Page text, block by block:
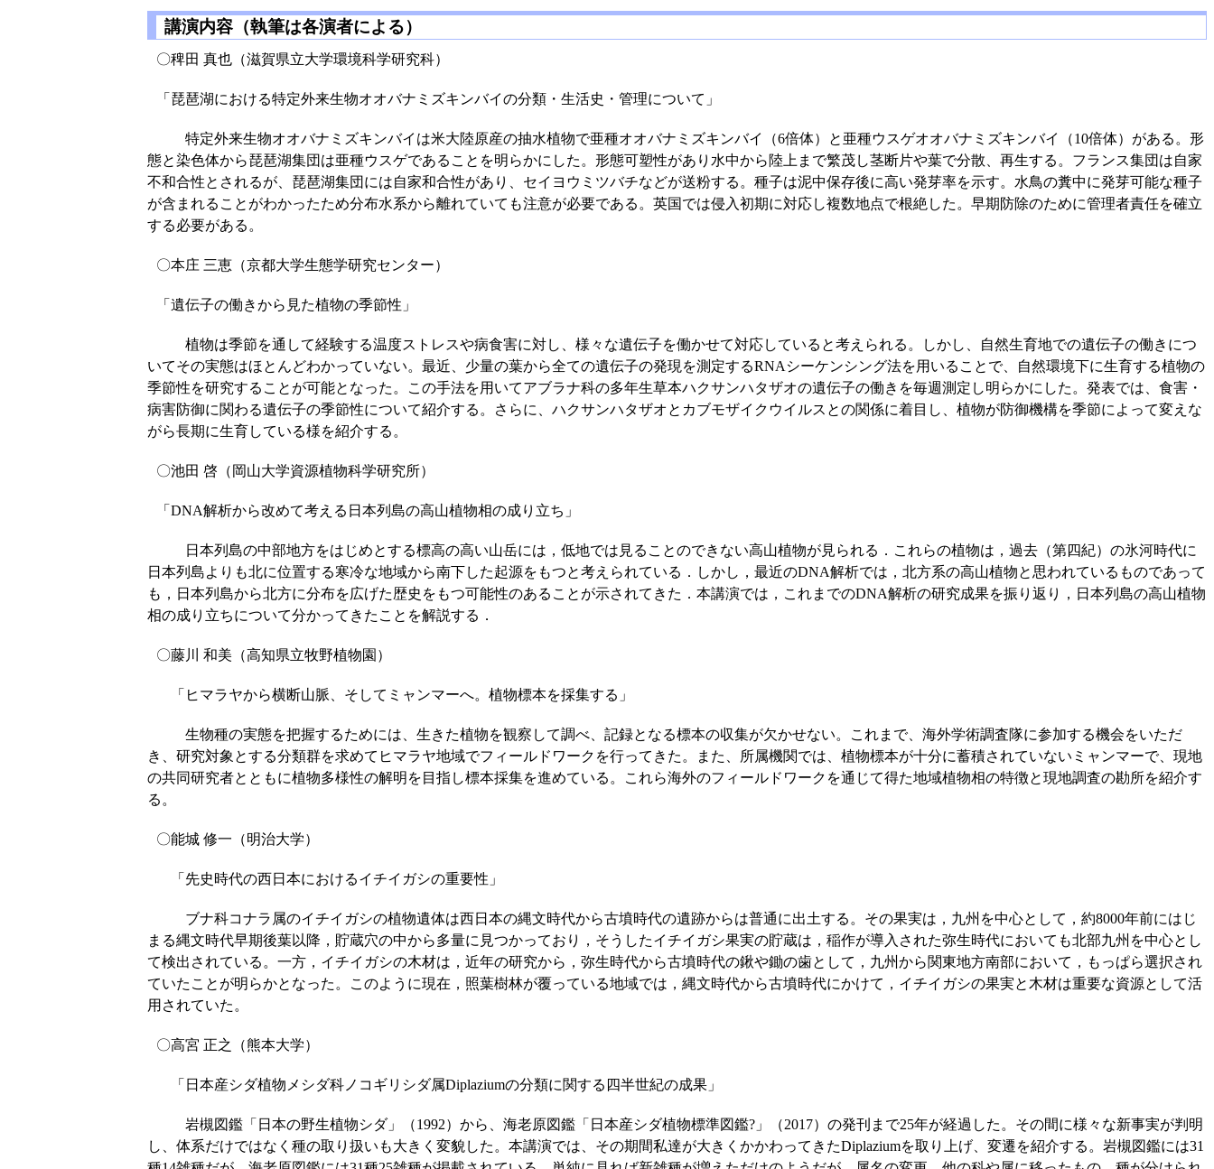
講演内容（執筆は各演者による）
〇稗田 真也（滋賀県立大学環境科学研究科）
「琵琶湖における特定外来生物オオバナミズキンバイの分類・生活史・管理について」
特定外来生物オオバナミズキンバイは米大陸原産の抽水植物で亜種オオバナミズキンバイ（6倍体）と亜種ウスゲオオバナミズキンバイ（10倍体）がある。形
態と染色体から琵琶湖集団は亜種ウスゲであることを明らかにした。形態可塑性があり水中から陸上まで繁茂し茎断片や葉で分散、再生する。フランス集団は自家
不和合性とされるが、琵琶湖集団には自家和合性があり、セイヨウミツバチなどが送粉する。種子は泥中保存後に高い発芽率を示す。水鳥の糞中に発芽可能な種子
が含まれることがわかったため分布水系から離れていても注意が必要である。英国では侵入初期に対応し複数地点で根絶した。早期防除のために管理者責任を確立
する必要がある。
〇本庄 三恵（京都大学生態学研究センター）
「遺伝子の働きから見た植物の季節性」
植物は季節を通して経験する温度ストレスや病食害に対し、様々な遺伝子を働かせて対応していると考えられる。しかし、自然生育地での遺伝子の働きにつ
いてその実態はほとんどわかっていない。最近、少量の葉から全ての遺伝子の発現を測定するRNAシーケンシング法を用いることで、自然環境下に生育する植物の
季節性を研究することが可能となった。この手法を用いてアブラナ科の多年生草本ハクサンハタザオの遺伝子の働きを毎週測定し明らかにした。発表では、食害・
病害防御に関わる遺伝子の季節性について紹介する。さらに、ハクサンハタザオとカブモザイクウイルスとの関係に着目し、植物が防御機構を季節によって変えな
がら長期に生育している様を紹介する。
〇池田 啓（岡山大学資源植物科学研究所）
「DNA解析から改めて考える日本列島の高山植物相の成り立ち」
日本列島の中部地方をはじめとする標高の高い山岳には，低地では見ることのできない高山植物が見られる．これらの植物は，過去（第四紀）の氷河時代に
日本列島よりも北に位置する寒冷な地域から南下した起源をもつと考えられている．しかし，最近のDNA解析では，北方系の高山植物と思われているものであって
も，日本列島から北方に分布を広げた歴史をもつ可能性のあることが示されてきた．本講演では，これまでのDNA解析の研究成果を振り返り，日本列島の高山植物
相の成り立ちについて分かってきたことを解説する．
〇藤川 和美（高知県立牧野植物園）
「ヒマラヤから横断山脈、そしてミャンマーへ。植物標本を採集する」
生物種の実態を把握するためには、生きた植物を観察して調べ、記録となる標本の収集が欠かせない。これまで、海外学術調査隊に参加する機会をいただ
き、研究対象とする分類群を求めてヒマラヤ地域でフィールドワークを行ってきた。また、所属機関では、植物標本が十分に蓄積されていないミャンマーで、現地
の共同研究者とともに植物多様性の解明を目指し標本採集を進めている。これら海外のフィールドワークを通じて得た地域植物相の特徴と現地調査の勘所を紹介す
る。
〇能城 修一（明治大学）
「先史時代の西日本におけるイチイガシの重要性」
ブナ科コナラ属のイチイガシの植物遺体は西日本の縄文時代から古墳時代の遺跡からは普通に出土する。その果実は，九州を中心として，約8000年前にはじ
まる縄文時代早期後葉以降，貯蔵穴の中から多量に見つかっており，そうしたイチイガシ果実の貯蔵は，稲作が導入された弥生時代においても北部九州を中心とし
て検出されている。一方，イチイガシの木材は，近年の研究から，弥生時代から古墳時代の鍬や鋤の歯として，九州から関東地方南部において，もっぱら選択され
ていたことが明らかとなった。このように現在，照葉樹林が覆っている地域では，縄文時代から古墳時代にかけて，イチイガシの果実と木材は重要な資源として活
用されていた。
〇高宮 正之（熊本大学）
「日本産シダ植物メシダ科ノコギリシダ属Diplaziumの分類に関する四半世紀の成果」
岩槻図鑑「日本の野生植物シダ」（1992）から、海老原図鑑「日本産シダ植物標準図鑑?」（2017）の発刊まで25年が経過した。その間に様々な新事実が判明
し、体系だけではなく種の取り扱いも大きく変貌した。本講演では、その期間私達が大きくかかわってきたDiplaziumを取り上げ、変遷を紹介する。岩槻図鑑には31